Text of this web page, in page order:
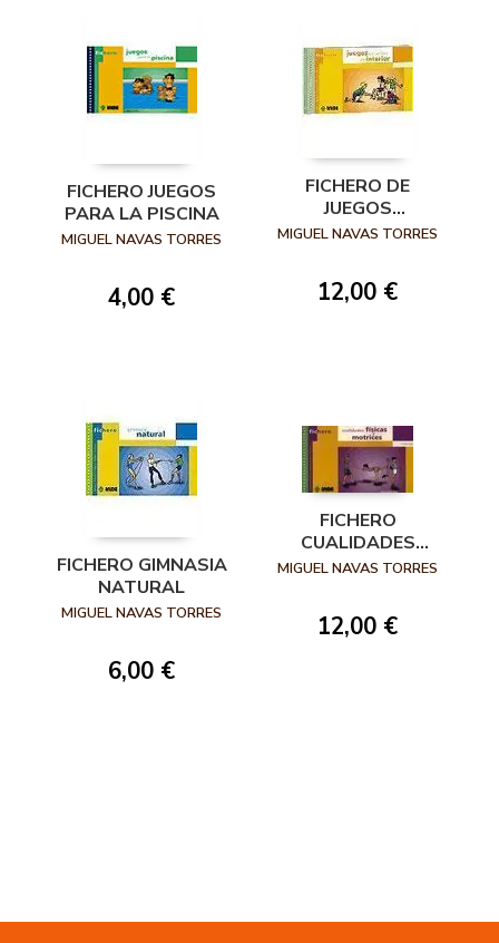
FICHERO JUEGOS
PARA LA PISCINA
MIGUEL NAVAS TORRES
4,00 €
FICHERO DE
JUEGOS
DINÁMICOS DE
MIGUEL NAVAS TORRES
12,00 €
FICHERO GIMNASIA
NATURAL
MIGUEL NAVAS TORRES
6,00 €
FICHERO
CUALIDADES
FISICAS Y
MIGUEL NAVAS TORRES
12,00 €